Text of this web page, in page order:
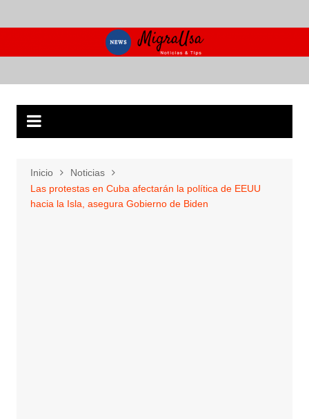
al
Inicio
Noticias
Las protestas en Cuba afectarán la política de EEUU
hacia la Isla, asegura Gobierno de Biden